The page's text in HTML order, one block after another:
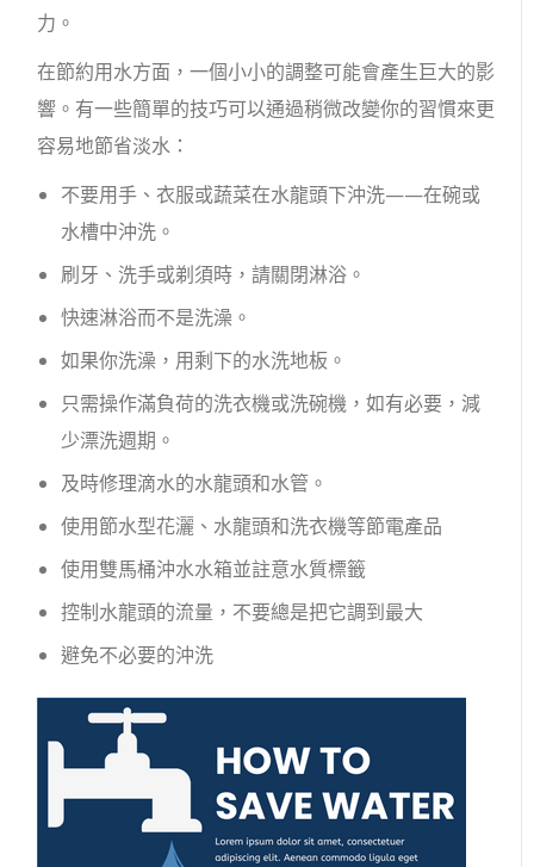
力。
在節約用水方面，一個小小的調整可能會產生巨大的影
響。有一些簡單的技巧可以通過稍微改變你的習慣來更
容易地節省淡水：
不要用手、衣服或蔬菜在水龍頭下沖洗——在碗或
水槽中沖洗。
刷牙、洗手或剃須時，請關閉淋浴。
快速淋浴而不是洗澡。
如果你洗澡，用剩下的水洗地板。
只需操作滿負荷的洗衣機或洗碗機，如有必要，減
少漂洗週期。
及時修理滴水的水龍頭和水管。
使用節水型花灑、水龍頭和洗衣機等節電產品
使用雙馬桶沖水水箱並註意水質標籤
控制水龍頭的流量，不要總是把它調到最大
避免不必要的沖洗